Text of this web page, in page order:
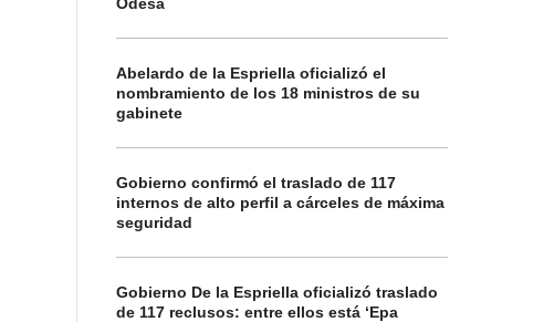
Abelardo de la Espriella oficializó el
nombramiento de los 18 ministros de su
gabinete
Gobierno confirmó el traslado de 117
internos de alto perfil a cárceles de máxima
seguridad
Gobierno De la Espriella oficializó traslado
de 117 reclusos: entre ellos está ‘Epa